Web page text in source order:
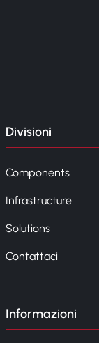
Divisioni
Components
Infrastructure
Solutions
Contattaci
Informazioni